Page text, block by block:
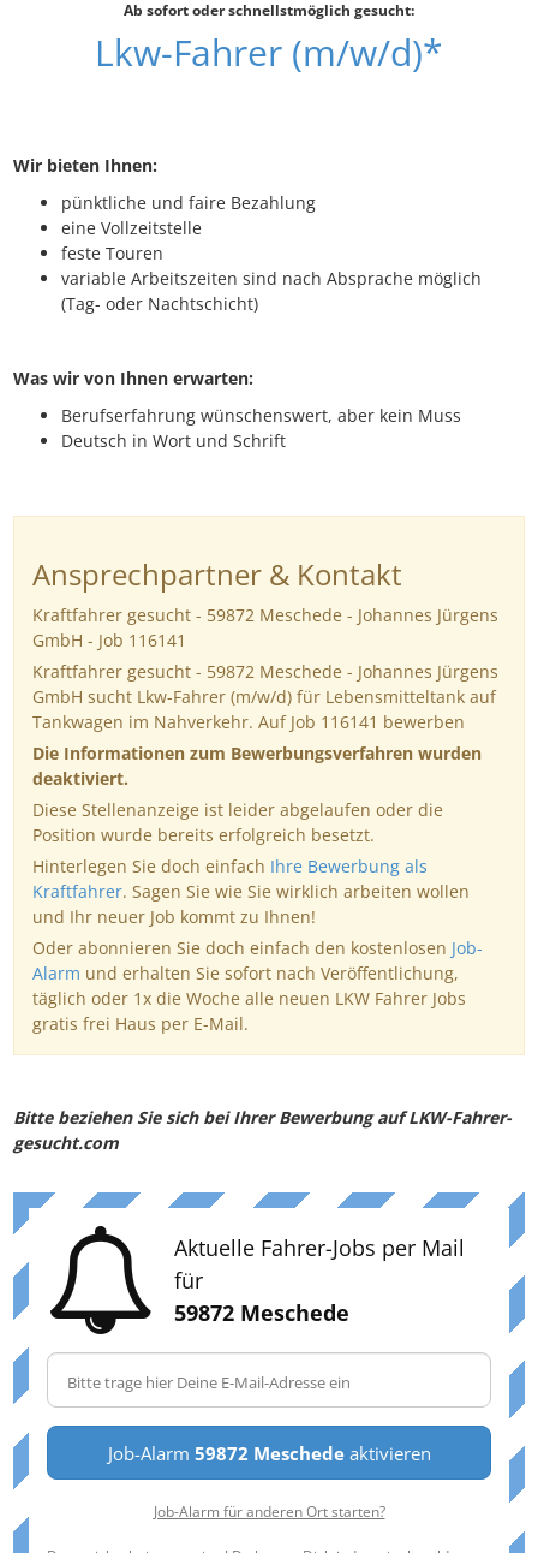
Ab sofort oder schnellstmöglich gesucht:
Lkw-Fahrer (m/w/d)*
Wir bieten Ihnen:
pünktliche und faire Bezahlung
eine Vollzeitstelle
feste Touren
variable Arbeitszeiten sind nach Absprache möglich
(Tag- oder Nachtschicht)
Was wir von Ihnen erwarten:
Berufserfahrung wünschenswert, aber kein Muss
Deutsch in Wort und Schrift
Ansprechpartner & Kontakt
Kraftfahrer gesucht - 59872 Meschede - Johannes Jürgens
GmbH - Job 116141
Kraftfahrer gesucht - 59872 Meschede - Johannes Jürgens
GmbH sucht Lkw-Fahrer (m/w/d) für Lebensmitteltank auf
Tankwagen im Nahverkehr. Auf Job 116141 bewerben
Die Informationen zum Bewerbungsverfahren wurden
deaktiviert.
Diese Stellenanzeige ist leider abgelaufen oder die
Position wurde bereits erfolgreich besetzt.
Hinterlegen Sie doch einfach Ihre Bewerbung als
Kraftfahrer. Sagen Sie wie Sie wirklich arbeiten wollen
und Ihr neuer Job kommt zu Ihnen!
Oder abonnieren Sie doch einfach den kostenlosen Job-
Alarm und erhalten Sie sofort nach Veröffentlichung,
täglich oder 1x die Woche alle neuen LKW Fahrer Jobs
gratis frei Haus per E-Mail.
Bitte beziehen Sie sich bei Ihrer Bewerbung auf LKW-Fahrer-
gesucht.com
Aktuelle Fahrer-Jobs per Mail
für
59872 Meschede
Job-Alarm 59872 Meschedeaktivieren
Job-Alarm für anderen Ort starten?